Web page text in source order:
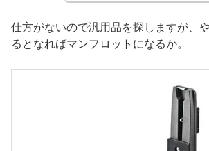
仕方がないので汎用品を探しますが、
るとなればマンフロットになるか。